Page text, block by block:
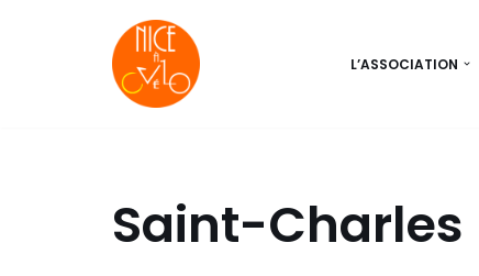
L’ASSOCIATION
Saint-Charles